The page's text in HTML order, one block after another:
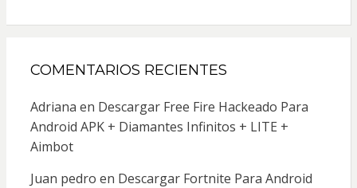
COMENTARIOS RECIENTES
Adriana en Descargar Free Fire Hackeado Para
Android APK + Diamantes Infinitos + LITE +
Aimbot
Juan pedro en Descargar Fortnite Para Android